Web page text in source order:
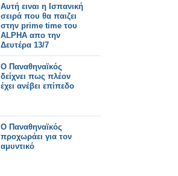
Αυτή ειναι η Ισπανική
σειρά που θα παιζει
στην prime time του
ALPHA απο την
Δευτέρα 13/7
Ο Παναθηναϊκός
δείχνει πως πλέον
έχει ανέβει επίπεδο
Ο Παναθηναϊκός
προχωράει για τον
αμυντικό